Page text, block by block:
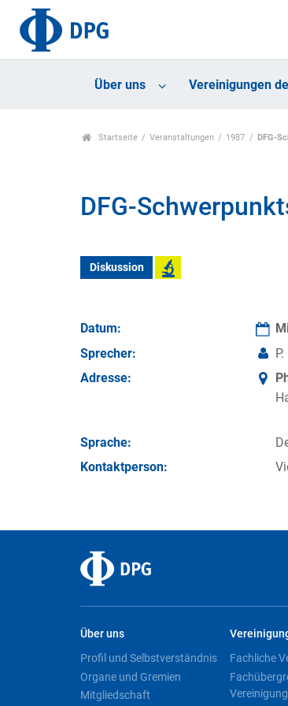
Über uns Vereinigungen
Startseite Veranstaltungen 1987 DFG-
DFG-
Diskussion
Datum:
Sprecher:
Adresse:
Sprache:
Kontakt­person:
Über uns
Profil und Selbstverständnis
Organe und Gremien
Mitgliedschaft
Fachliche